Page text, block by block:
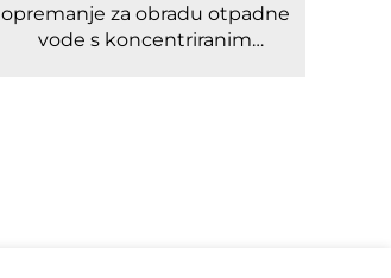
opremanje za obradu otpadne
vode s koncentriranim